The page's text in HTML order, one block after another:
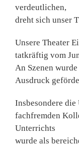
verdeutlichen,
dreht sich unser
Unsere Theater
tatkräftig vom
An Szenen
Ausdruck
Insbesondere
fachfremden
Unterrichts
wurde als